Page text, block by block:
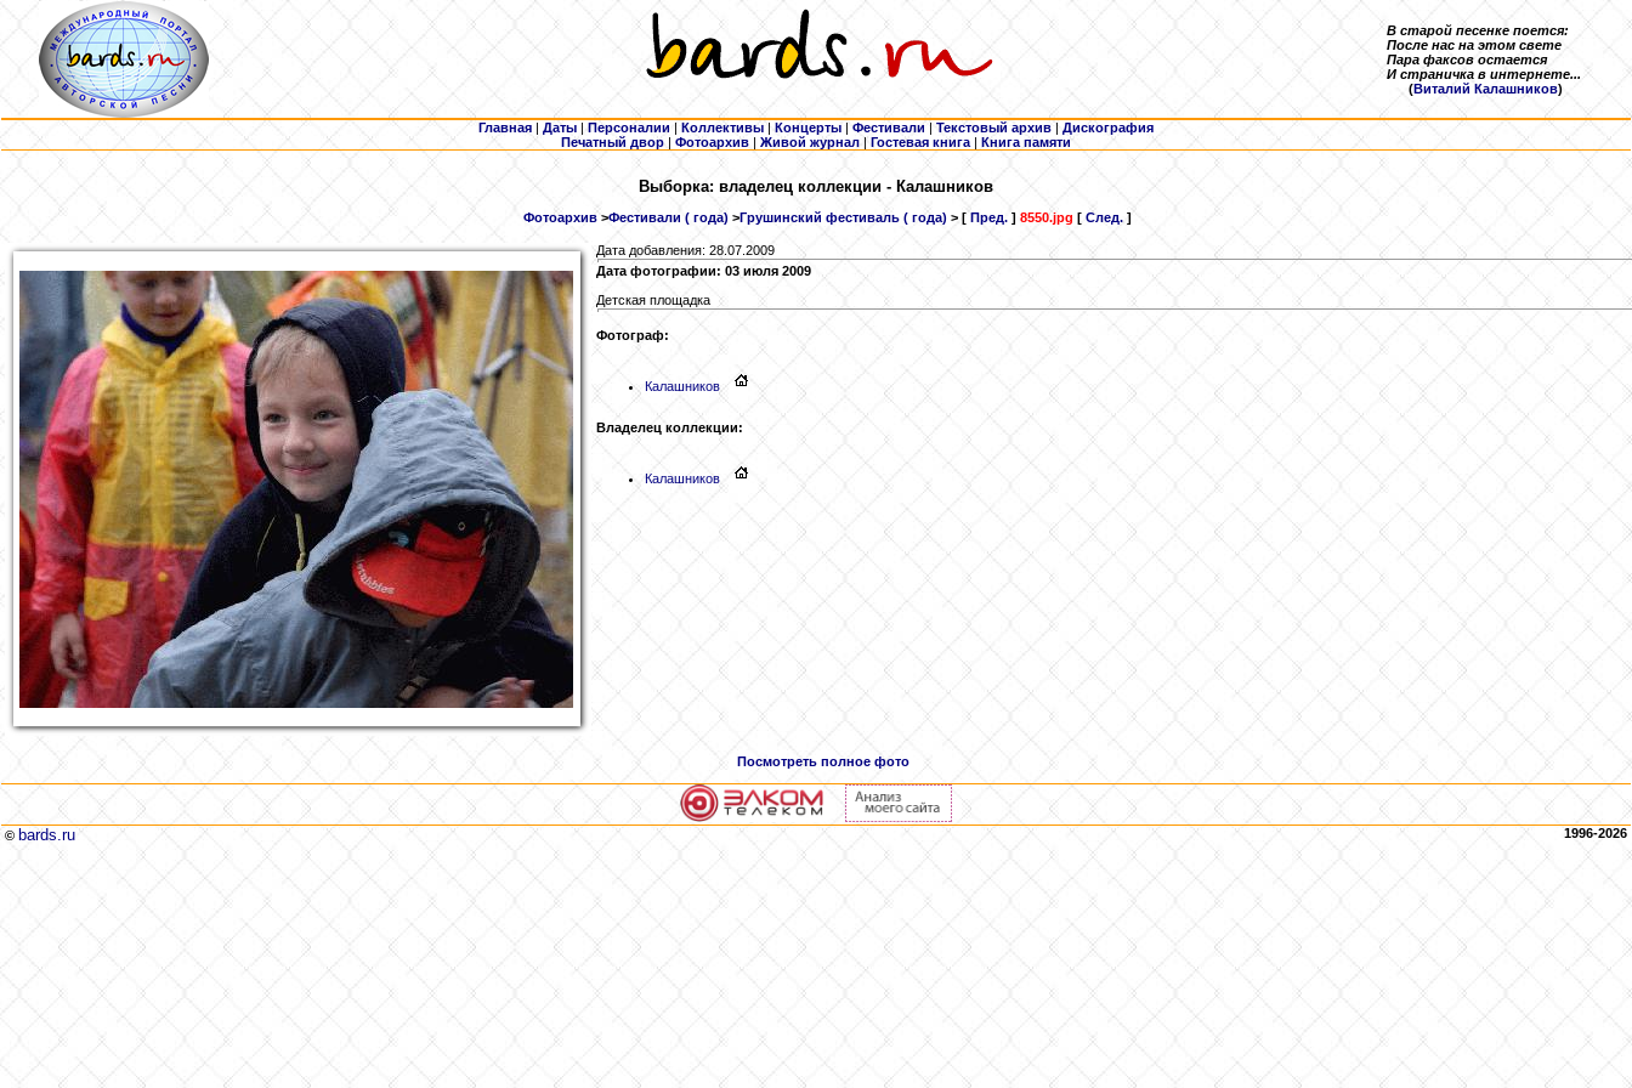
В старой песенке поется:
После нас на этом свете
Пара факсов остается
И страничка в интернете...
(Виталий Калашников)
Главная | Даты | Персоналии | Коллективы | Концерты | Фестивали | Текстовый архив | Дискография
Печатный двор | Фотоархив | Живой журнал |Гостевая книга | Книга памяти
Выборка: владелец коллекции - Калашников
Фотоархив>Фестивали ( года) >Грушинский фестиваль ( года) > [ Пред.] 8550.jpg [ След.]
Дата добавления: 28.07.2009
Дата фотографии: 03 июля 2009
Детская площадка
Фотограф:
Калашников
Владелец коллекции:
Калашников
Посмотреть полное фото
© bards.ru 1996-2026